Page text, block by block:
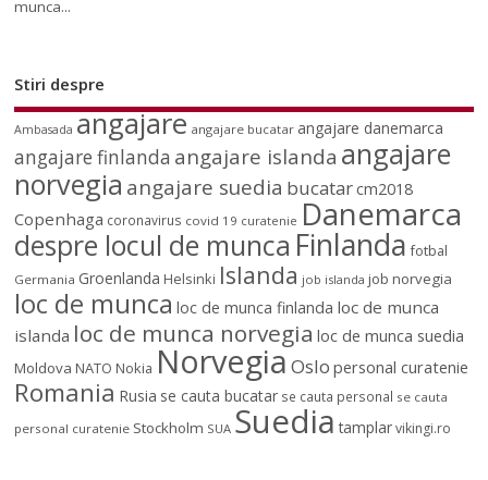
munca...
Stiri despre
Ambasada angajare angajare bucatar angajare danemarca
angajare finlanda angajare islanda angajare
norvegia angajare suedia bucatarcm2018
Copenhaga coronavirus covid 19 curatenie Danemarca
despre locul de munca Finlanda fotbal
Germania Groenlanda Helsinki Islanda job islanda job norvegia
loc de munca loc de munca finlanda loc de munca
islanda loc de munca norvegia loc de munca suedia
Moldova NATO Nokia NorvegiaOslo personal curatenie
Romania Rusia se cauta bucatar se cauta personal se cauta
personal curatenie Stockholm SUA Suedia tamplar vikingi.ro